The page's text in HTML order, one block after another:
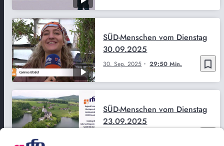
bookmark_border
30. Sep. 2025 29:50 Min.
SÜD-Menschen vom Dienstag
30.09.2025
SÜD-Menschen vom Dienstag
23.09.2025